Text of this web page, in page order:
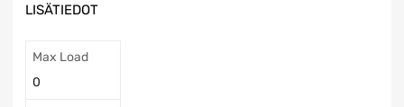
LISÄTIEDOT
Max Load
0